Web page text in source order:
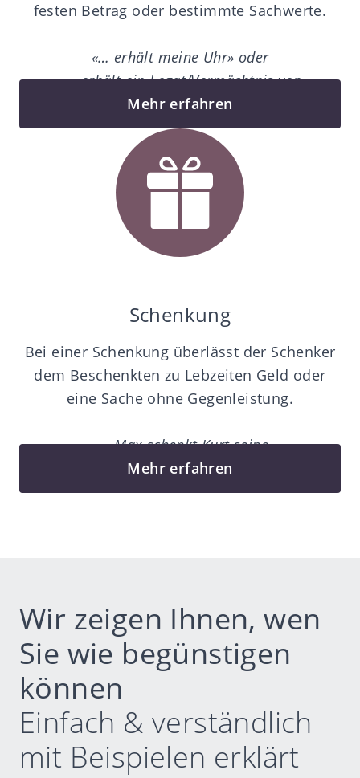
festen Betrag oder bestimmte Sachwerte.
«… erhält meine Uhr» oder
«… erhält ein Legat/Vermächtnis von
CHF 10 000»
Mehr erfahren
Schenkung
Bei einer Schenkung überlässt der Schenker
dem Beschenkten zu Lebzeiten Geld oder
eine Sache ohne Gegenleistung.
«… Max schenkt Kurt seine
Briefmarkensammlung»
Mehr erfahren
Wir zeigen Ihnen, wen
Sie wie begünstigen
können
Einfach & verständlich
mit Beispielen erklärt